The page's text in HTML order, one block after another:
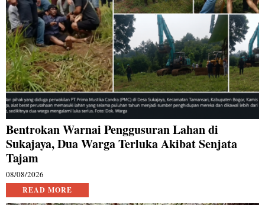
Bentrokan Warnai Penggusuran Lahan di
Sukajaya, Dua Warga Terluka Akibat Senjata
Tajam
08/08/2026
READ MORE